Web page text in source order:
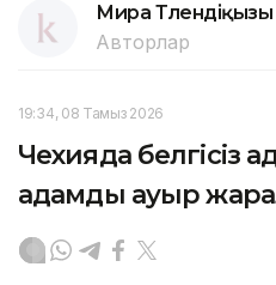
Мира Төлендіқызы
Авторлар
19:34, 08 Тамыз 2026
Чехияда белгісіз
адамды ауыр